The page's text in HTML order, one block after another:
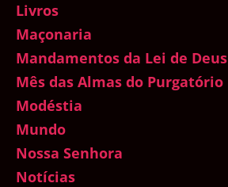
Livros
Maçonaria
Mandamentos da Lei de Deus
Mês das Almas do Purgatório
Modéstia
Mundo
Nossa Senhora
Notícias